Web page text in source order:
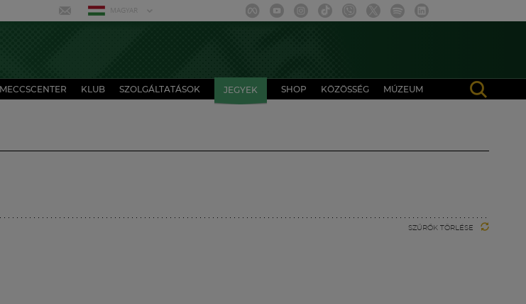
MAGYAR
MECCSCENTER KLUB SZOLGÁLTATÁSOK JEGYEK SHOP KÖZÖSSÉG MÚZEUM
SZŰRŐK TÖRLÉSE